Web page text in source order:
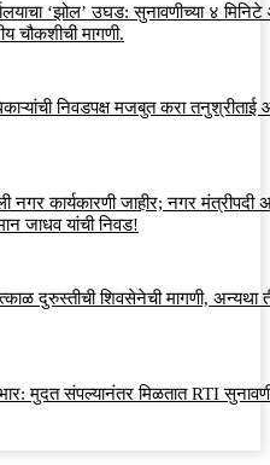
‘झोल’ उघड: सुनावणीच्या ४
चौकशीची मागणी.
निवडपक्ष मजबुत करा तनुश्रीताई
नगर कार्यकारणी जाहीर; नगर मंत्रीपदी
जाधव यांची निवड!
दुरुस्तीची शिवसेनेची मागणी, अन्यथा
मुदत संपल्यानंतर मिळतात RTI